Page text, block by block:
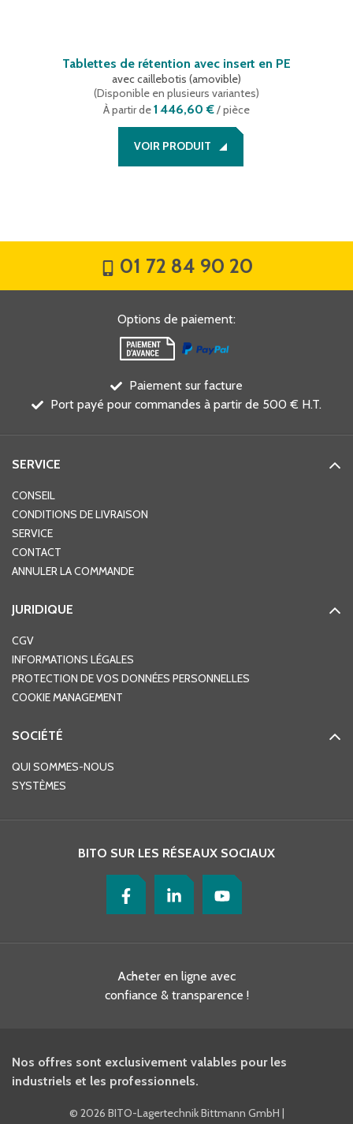
Tablettes de rétention avec insert en PE
avec caillebotis (amovible)
(Disponible en plusieurs variantes)
À partir de1 446,60 €/ pièce
VOIR PRODUIT
01 72 84 90 20
Options de paiement:
Paiement sur facture
Port payé pour commandes à partir de 500 € H.T.
SERVICE
CONSEIL
CONDITIONS DE LIVRAISON
SERVICE
CONTACT
ANNULER LA COMMANDE
JURIDIQUE
CGV
INFORMATIONS LÉGALES
PROTECTION DE VOS DONNÉES PERSONNELLES
COOKIE MANAGEMENT
SOCIÉTÉ
QUI SOMMES-NOUS
SYSTÈMES
BITO SUR LES RÉSEAUX SOCIAUX
Acheter en ligne avec
confiance & transparence !
Nos offres sont exclusivement valables pour les
industriels et les professionnels.
© 2026 BITO-Lagertechnik Bittmann GmbH |